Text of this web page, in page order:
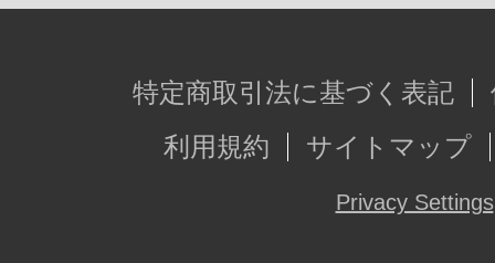
特定商取引法に基づく表記
利用規約
サイトマップ
Privacy Settings